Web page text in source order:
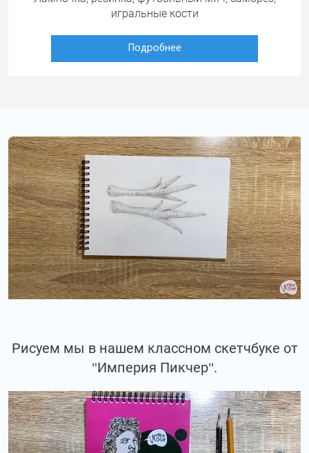
игральные кости
Подробнее
Рисуем мы в нашем классном скетчбуке от
"Империя Пикчер".